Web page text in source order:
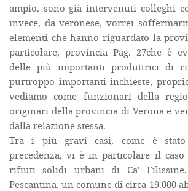
ampio, sono già intervenuti colleghi
invece, da veronese, vorrei
elementi che hanno riguardato la
particolare, provincia Pag. 27che è
delle più importanti produttrici di
purtroppo importanti inchieste,
vediamo come funzionari della
originari della provincia di Verona e
dalla relazione stessa.
Tra i più gravi casi, come è
precedenza, vi è in particolare il caso
rifiuti solidi urbani di Ca’
Pescantina, un comune di circa 19.000